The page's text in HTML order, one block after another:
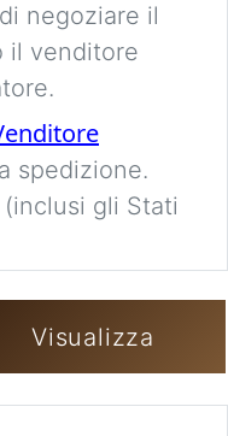
negoziare il
il venditore
spedizione.
gli Stati
Visualizza